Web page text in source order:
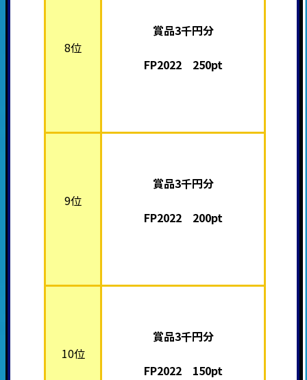
8位
賞品3千円分
FP2022 250pt
9位
賞品3千円分
FP2022 200pt
10位
賞品3千円分
FP2022 150pt